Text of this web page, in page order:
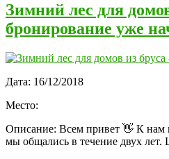
Зимний лес для
бронирование уже
Дата: 16/12/2018
Место:
Описание: Всем привет 👋 К нам
мы общались в течение двух лет.